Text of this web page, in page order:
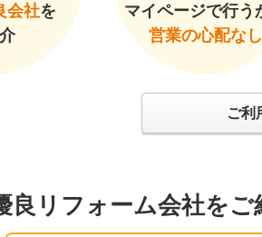
会社を
マイページで行う
営業の心配なし
ご利
良リフォーム会社をご